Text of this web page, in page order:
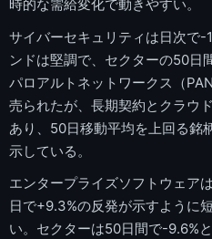
時的な需給変化で動きやすい。
サイバーセキュリティは日次で-
ンドは堅調で、セクターの50日
パロアルトネットワークス（
売られたが、長期契約とクラウ
あり、50日移動平均を上回る銘
示している。
エンタープライズソフトウェア
日で+9.3%の反発が示すように
い。セクターは50日間で-9.6%